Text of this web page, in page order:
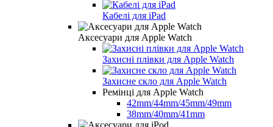
Кабелі для iPad
Аксесуари для Apple Watch
Захисні плівки для Apple Watch
Захисне скло для Apple Watch
Ремінці для Apple Watch
42mm/44mm/45mm/49mm
38mm/40mm/41mm